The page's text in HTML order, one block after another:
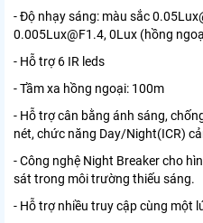
- Độ nhạy sáng: màu sắc
0.005Lux@F1.4, 0Lux (hồng
- Hỗ trợ 6 IR leds
- Tầm xa hồng ngoại: 100m
- Hỗ trợ cân bằng ánh sáng,
nét, chức năng Day/Night(ICR)
- Công nghệ Night Breaker cho
sát trong môi trường thiếu sáng.
- Hỗ trợ nhiều truy cập cùng một